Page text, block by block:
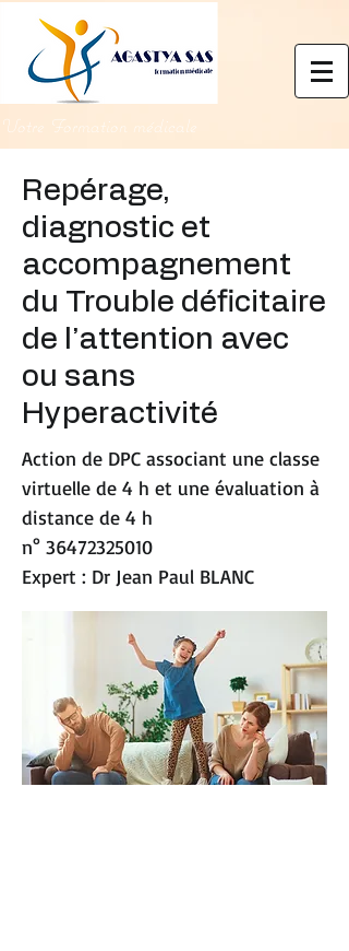
Votre Formation médicale
Repérage,
diagnostic et
accompagnement
du Trouble déficitaire
de l’attention avec
ou sans
Hyperactivité
Action de DPC associant une classe
virtuelle de 4 h et une évaluation à
distance de 4 h
n° 36472325010
Expert : Dr Jean Paul BLANC